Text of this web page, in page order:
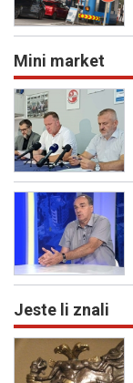
Mini market
Jeste li znali